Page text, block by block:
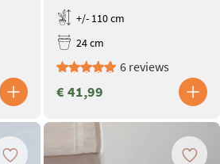
+/- 110 cm
24 cm
6 reviews
€ 41,99